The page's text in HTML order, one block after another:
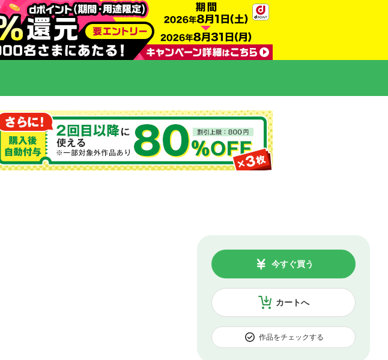
カートへ
今すぐ買う
作品をチェックする